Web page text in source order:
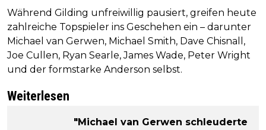
Während Gilding unfreiwillig pausiert, greifen heute
zahlreiche Topspieler ins Geschehen ein – darunter
Michael van Gerwen, Michael Smith, Dave Chisnall,
Joe Cullen, Ryan Searle, James Wade, Peter Wright
und der formstarke Anderson selbst.
Weiterlesen
"Michael van Gerwen schleuderte